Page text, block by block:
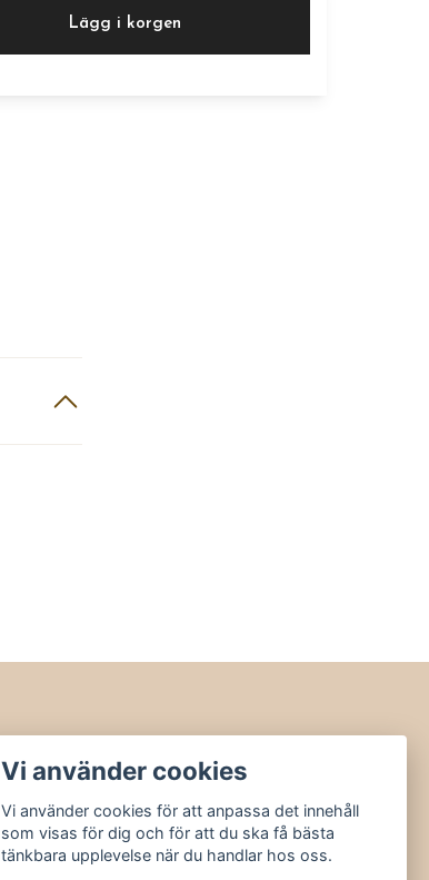
Lägg i korgen
Vi använder cookies
Vi använder cookies för att anpassa det innehåll
som visas för dig och för att du ska få bästa
tänkbara upplevelse när du handlar hos oss.